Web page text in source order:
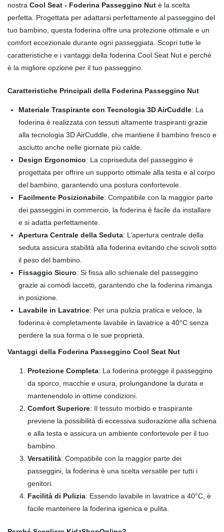
nostra Cool Seat - Foderina Passeggino Nut è la scelta
perfetta. Progettata per adattarsi perfettamente al passeggino del
tuo bambino, questa foderina offre una protezione ottimale e un
comfort eccezionale durante ogni passeggiata. Scopri tutte le
caratteristiche e i vantaggi della foderina Cool Seat Nut e perché
è la migliore opzione per il tuo passeggino.
Caratteristiche Principali della Foderina Passeggino Nut
Materiale Traspirante con Tecnologia 3D AirCuddle: La
foderina è realizzata con tessuti altamente traspiranti grazie
alla tecnologia 3D AirCuddle, che mantiene il bambino fresco e
asciutto anche nelle giornate più calde.
Design Ergonomico: La copriseduta del passeggino è
progettata per offrire un supporto ottimale alla testa e al corpo
del bambino, garantendo una postura confortevole.
Facilmente Posizionabile: Compatibile con la maggior parte
dei passeggini in commercio, la foderina è facile da installare
e si adatta perfettamente.
Apertura Centrale della Seduta: L’apertura centrale della
seduta assicura stabilità alla foderina evitando che scivoli sotto
il peso del bambino.
Fissaggio Sicuro: Si fissa allo schienale del passeggino
grazie ai comodi laccetti, garantendo che la foderina rimanga
in posizione.
Lavabile in Lavatrice: Per una pulizia pratica e veloce, la
foderina è completamente lavabile in lavatrice a 40°C senza
perdere la sua forma o le sue proprietà.
Vantaggi della Foderina Passeggino Cool Seat Nut
Protezione Completa: La foderina protegge il passeggino
da sporco, macchie e usura, prolungandone la durata e
mantenendolo in ottime condizioni.
Comfort Superiore: Il tessuto morbido e traspirante
previene la possibilità di eccessiva sudorazione alla schiena
e alla testa e assicura un ambiente confortevole per il tuo
bambino.
Versatilità: Compatibile con la maggior parte dei
passeggini, la foderina è una scelta versatile per tutti i
genitori.
Facilità di Pulizia: Essendo lavabile in lavatrice a 40°C, è
facile mantenere la foderina igienica e pulita.